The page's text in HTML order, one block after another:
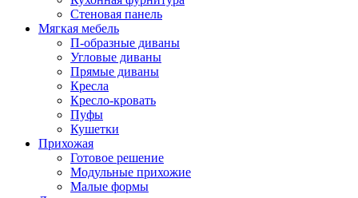
Стеновая панель
Мягкая мебель
П-образные диваны
Угловые диваны
Прямые диваны
Кресла
Кресло-кровать
Пуфы
Кушетки
Прихожая
Готовое решение
Модульные прихожие
Малые формы